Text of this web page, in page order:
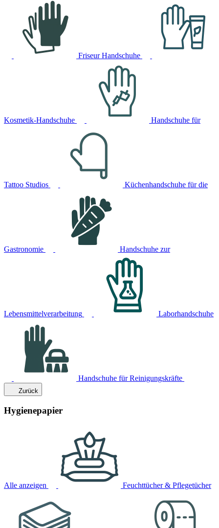
Friseur Handschuhe
Kosmetik-Handschuhe Handschuhe für
Tattoo Studios Küchenhandschuhe für die
Gastronomie Handschuhe zur
Lebensmittelverarbeitung Laborhandschuhe
Handschuhe für Reinigungskräfte
Zurück
Hygienepapier
Alle anzeigen Feuchttücher & Pflegetücher